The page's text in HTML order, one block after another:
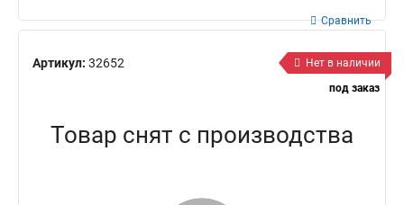
Артикул: 32652
Сравнить
Нет в наличии
под заказ
Товар снят с производства